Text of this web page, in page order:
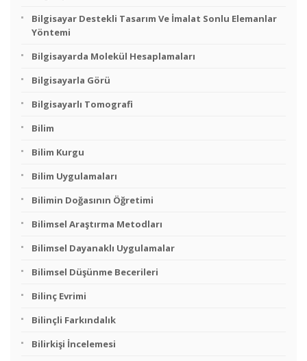
Bilgisayar Destekli Tasarım Ve İmalat Sonlu Elemanlar
Yöntemi
Bilgisayarda Molekül Hesaplamaları
Bilgisayarla Görü
Bilgisayarlı Tomografi
Bilim
Bilim Kurgu
Bilim Uygulamaları
Bilimin Doğasının Öğretimi
Bilimsel Araştırma Metodları
Bilimsel Dayanaklı Uygulamalar
Bilimsel Düşünme Becerileri
Bilinç Evrimi
Bilinçli Farkındalık
Bilirkişi İncelemesi